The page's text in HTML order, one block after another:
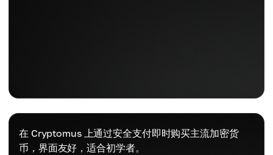
在 Cryptomus 上通过安全支付即时购买主流加密货
币，界面友好，适合初学者。